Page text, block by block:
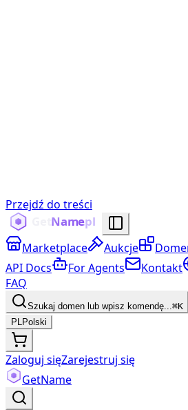
Przejdź do treści
Marketplace Aukcje
API Docs
For Agents Kontakt
FAQ
Szukaj domen lub wpisz komendę...⌘K
PLPolski
Zaloguj sięZarejestruj się
GetName